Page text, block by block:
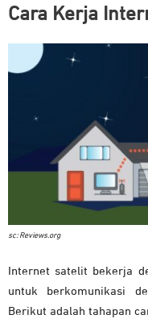
Cara Kerja
sc: Reviews.org
Internet satelit bekerja
untuk berkomunikasi
Berikut adalah tahapan